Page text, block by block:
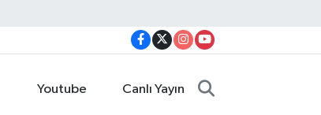
Youtube Canlı Yayın